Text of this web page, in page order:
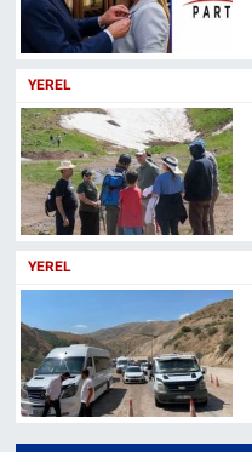
YEREL
YEREL